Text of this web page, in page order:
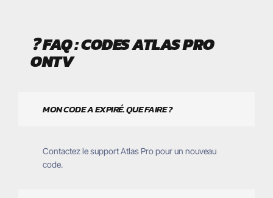
❓FAQ : CODES ATLAS PRO
ONTV
MON CODE A EXPIRÉ. QUE FAIRE ?
Contactez le support Atlas Pro pour un nouveau
code.